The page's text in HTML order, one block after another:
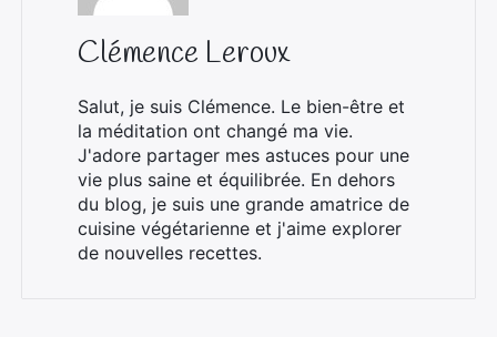
Clémence Leroux
Salut, je suis Clémence. Le bien-être et
la méditation ont changé ma vie.
J'adore partager mes astuces pour une
vie plus saine et équilibrée. En dehors
du blog, je suis une grande amatrice de
cuisine végétarienne et j'aime explorer
de nouvelles recettes.